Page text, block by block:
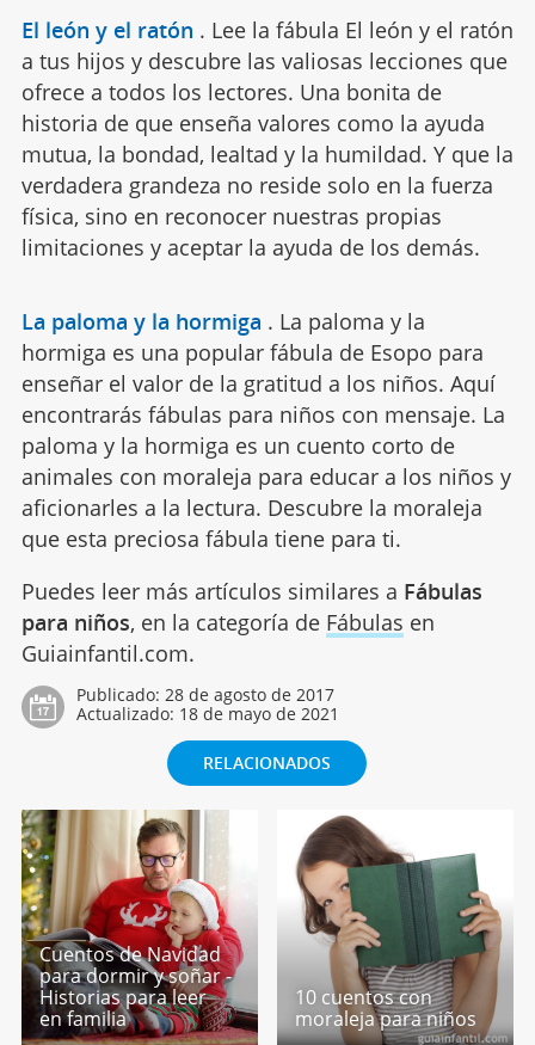
El león y el ratón . Lee la fábula El león y el ratón
a tus hijos y descubre las valiosas lecciones que
ofrece a todos los lectores. Una bonita de
historia de que enseña valores como la ayuda
mutua, la bondad, lealtad y la humildad. Y que la
verdadera grandeza no reside solo en la fuerza
física, sino en reconocer nuestras propias
limitaciones y aceptar la ayuda de los demás.
La paloma y la hormiga . La paloma y la
hormiga es una popular fábula de Esopo para
enseñar el valor de la gratitud a los niños. Aquí
encontrarás fábulas para niños con mensaje. La
paloma y la hormiga es un cuento corto de
animales con moraleja para educar a los niños y
aficionarles a la lectura. Descubre la moraleja
que esta preciosa fábula tiene para ti.
Puedes leer más artículos similares a Fábulas
para niños, en la categoría de Fábulas en
Guiainfantil.com.
Publicado: 28 de agosto de 2017
Actualizado: 18 de mayo de 2021
RELACIONADOS
Cuentos de Navidad
para dormir y soñar -
Historias para leer
en familia
10 cuentos con
moraleja para niños